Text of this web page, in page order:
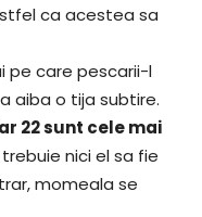
ca acestea sa
pe care pescarii-l
aiba o tija subtire.
22 sunt cele mai
nici el sa fie
momeala se